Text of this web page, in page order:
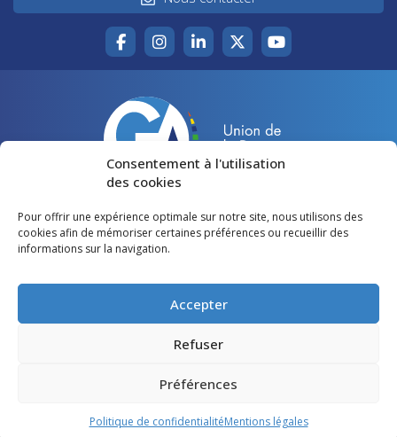
Consentement à l'utilisation
des cookies
Pour offrir une expérience optimale sur notre site, nous utilisons des
cookies afin de mémoriser certaines préférences ou recueillir des
informations sur la navigation.
Accepter
Refuser
Préférences
Politique de confidentialitéMentions légales
Accueil
Votre canton
Lire et voir
Agir pour la Gironde
Restons en contact
©Gironde Avenir- Tous droits réservés
Mentions légales